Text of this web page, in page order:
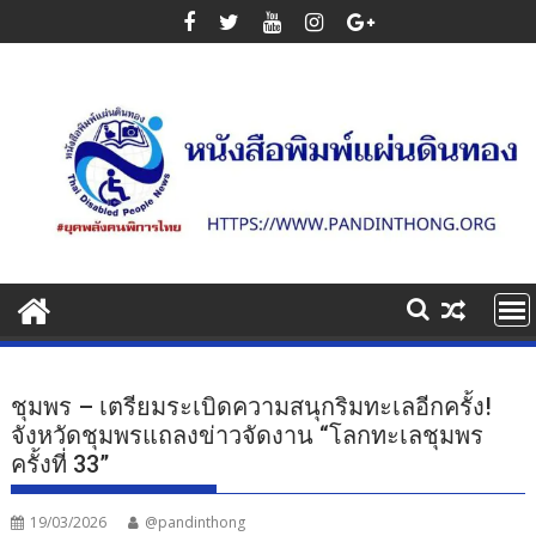
to
ชุมพร – เตรียมระเบิดความสนุกริมทะเลอีกครั้ง!
จังหวัดชุมพรแถลงข่าวจัดงาน “โลกทะเลชุมพร
ครั้งที่ 33”
19/03/2026 @pandinthong